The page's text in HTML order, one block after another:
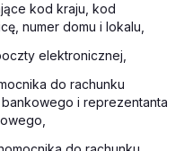
kod kraju, kod
numer domu i lokalu,
elektronicznej,
do rachunku
i reprezentanta